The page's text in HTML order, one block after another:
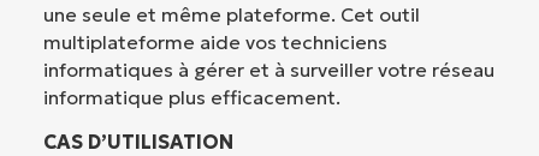
une seule et même plateforme. Cet outil
multiplateforme aide vos techniciens
informatiques à gérer et à surveiller votre réseau
informatique plus efficacement.
CAS D’UTILISATION